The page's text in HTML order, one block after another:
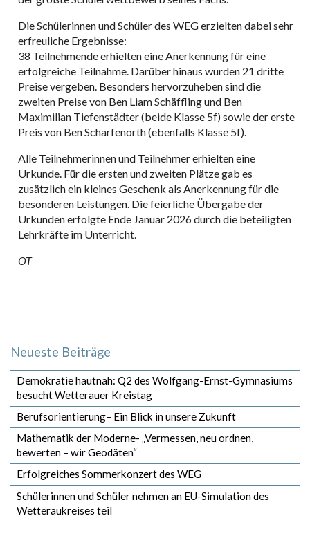
Die Schülerinnen und Schüler des WEG erzielten dabei sehr
erfreuliche Ergebnisse:
38 Teilnehmende erhielten eine Anerkennung für eine
erfolgreiche Teilnahme. Darüber hinaus wurden 21 dritte
Preise vergeben. Besonders hervorzuheben sind die
zweiten Preise von Ben Liam Schäffling und Ben
Maximilian Tiefenstädter (beide Klasse 5f) sowie der erste
Preis von Ben Scharfenorth (ebenfalls Klasse 5f).
Alle Teilnehmerinnen und Teilnehmer erhielten eine
Urkunde. Für die ersten und zweiten Plätze gab es
zusätzlich ein kleines Geschenk als Anerkennung für die
besonderen Leistungen. Die feierliche Übergabe der
Urkunden erfolgte Ende Januar 2026 durch die beteiligten
Lehrkräfte im Unterricht.
OT
Neueste Beiträge
Demokratie hautnah: Q2 des Wolfgang-Ernst-Gymnasiums
besucht Wetterauer Kreistag
Berufsorientierung– Ein Blick in unsere Zukunft
Mathematik der Moderne- „Vermessen, neu ordnen,
bewerten – wir Geodäten“
Erfolgreiches Sommerkonzert des WEG
Schülerinnen und Schüler nehmen an EU-Simulation des
Wetteraukreises teil